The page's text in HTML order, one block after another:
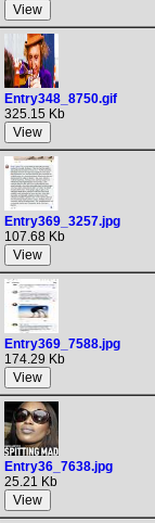
Entry348_8750.gif
325.15 Kb
Entry369_3257.jpg
107.68 Kb
Entry369_7588.jpg
174.29 Kb
Entry36_7638.jpg
25.21 Kb